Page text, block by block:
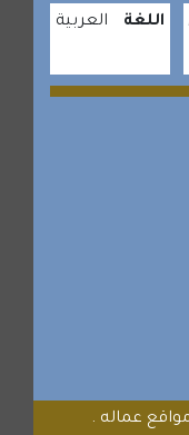
اللغة العربية
عماله .